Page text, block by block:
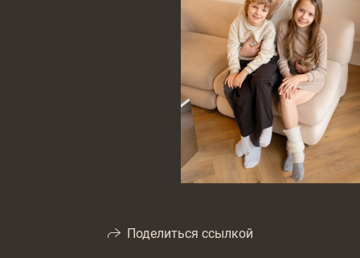
Поделиться ссылкой